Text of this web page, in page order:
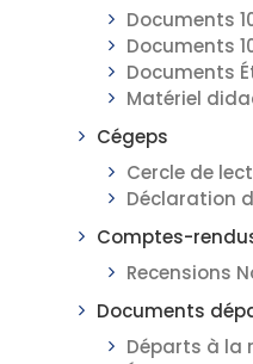
Documents
Documents
Documents
Matériel
Cégeps
Cercle de
Déclaration
Comptes-
Recensions
Documents
Départs à la